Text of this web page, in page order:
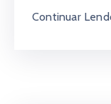
Continuar